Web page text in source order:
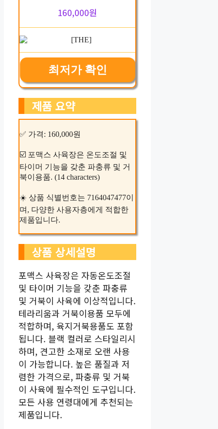
160,000원
최저가 확인
제품 요약
✅ 가격: 160,000원
☑️ 포맥스 사육장은 온도조절 및
타이머 기능을 갖춘 파충류 및 거
북이용품. (14 characters)
☀️ 상품 식별번호는 7164047477이
며, 다양한 사용자층에게 적합한
제품입니다.
상품 상세설명
포맥스 사육장은 자동온도조절
및 타이머 기능을 갖춘 파충류
및 거북이 사육에 이상적입니다.
테라리움과 거북이용품 모두에
적합하며, 육지거북용품도 포함
됩니다. 블랙 컬러로 스타일리시
하며, 견고한 소재로 오랜 사용
이 가능합니다. 높은 품질과 저
렴한 가격으로, 파충류 및 거북
이 사육에 필수적인 도구입니다.
모든 사용 연령대에게 추천되는
제품입니다.